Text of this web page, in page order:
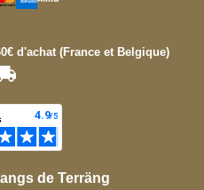
d'achat (France et Belgique)
de Terräng